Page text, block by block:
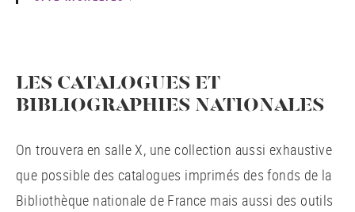
LES CATALOGUES ET
BIBLIOGRAPHIES NATIONALES
On trouvera en salle X, une collection aussi exhaustive
que possible des catalogues imprimés des fonds de la
Bibliothèque nationale de France mais aussi des outils